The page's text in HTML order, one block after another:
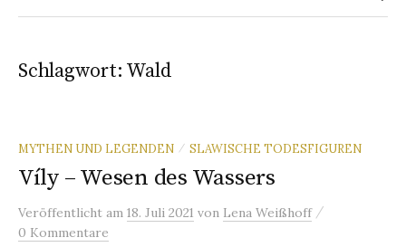
Schlagwort: Wald
MYTHEN UND LEGENDEN / SLAWISCHE TODESFIGUREN
Víly – Wesen des Wassers
Veröffentlicht am 18. Juli 2021 von Lena Weißhoff /
0 Kommentare